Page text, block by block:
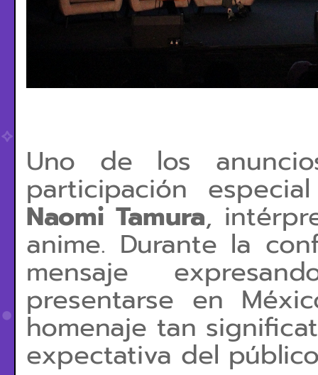
Uno de los
participación
Naomi Tamura,
anime. Durante la
mensaje
presentarse en
homenaje tan
expectativa del